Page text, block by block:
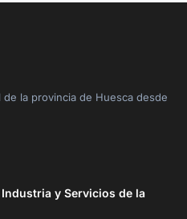
la provincia de Huesca desde
y Servicios de la